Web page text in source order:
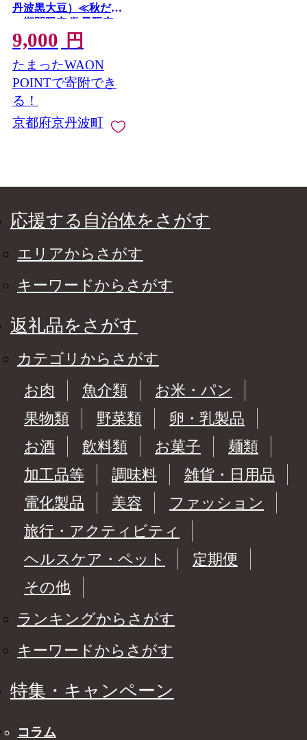
丹波黒大豆）≪秋だけ
の期間限定 数量限定
≫【季節限定 おつま
み 枝豆 えだまめ 地域
限定 黒豆 ご当地グル
メ 特産品】※北海
道・沖縄は配送不可
[008KK001L]
9,000 円
たまったWAON
POINTで寄附でき
る！
京都府京丹波町
応援する自治体をさがす
エリアからさがす
キーワードからさがす
返礼品をさがす
カテゴリからさがす
お肉
魚介類
お米・パン
果物類
野菜類
卵・乳製品
お酒
飲料類 お菓子
麺類
加工品等
調味料
雑貨・日用品
電化製品
美容
ファッション
旅行・アクティビティ
ヘルスケア・ペット
定期便
その他
ランキングからさがす
キーワードからさがす
特集・キャンペーン
コラム